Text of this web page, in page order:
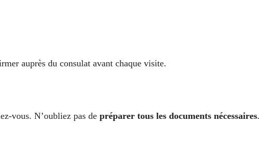
auprès du consulat avant chaque visite.
vous. N’oubliez pas de préparer tous les documents nécessaires.